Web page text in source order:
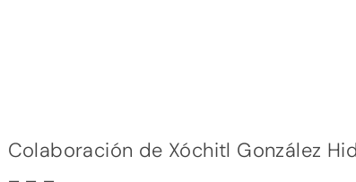
Colaboración de Xóchitl González